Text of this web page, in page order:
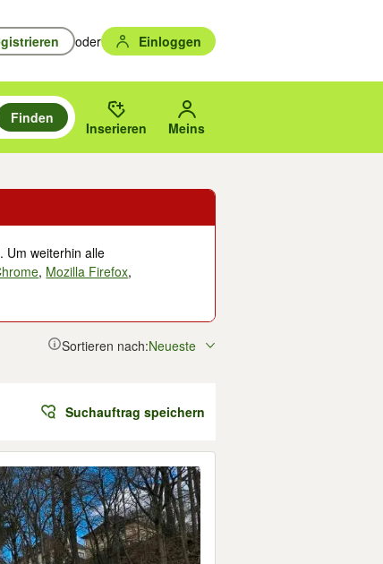
oder Einloggen
und mit Eingabetaste auswählen.
zu suchen, oder Vorschläge mit den Pfeiltasten nach oben/
gewählten Orts oder PLZ.
Finden
Inserieren Meins
Um weiterhin alle
, Mozilla Firefox,
Sortieren nach:Neueste
Suchauftrag speichern